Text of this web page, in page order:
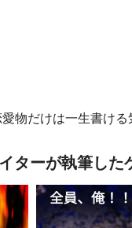
物だけは一生書ける
ターが執筆した